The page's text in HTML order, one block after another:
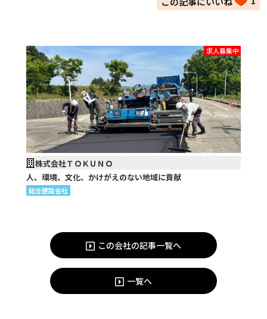
求人募集中
株式会社ＴＯＫＵＮＯ
人、環境、文化、かけがえのない地域に貢献
総合建設会社
この会社の記事一覧へ
一覧へ